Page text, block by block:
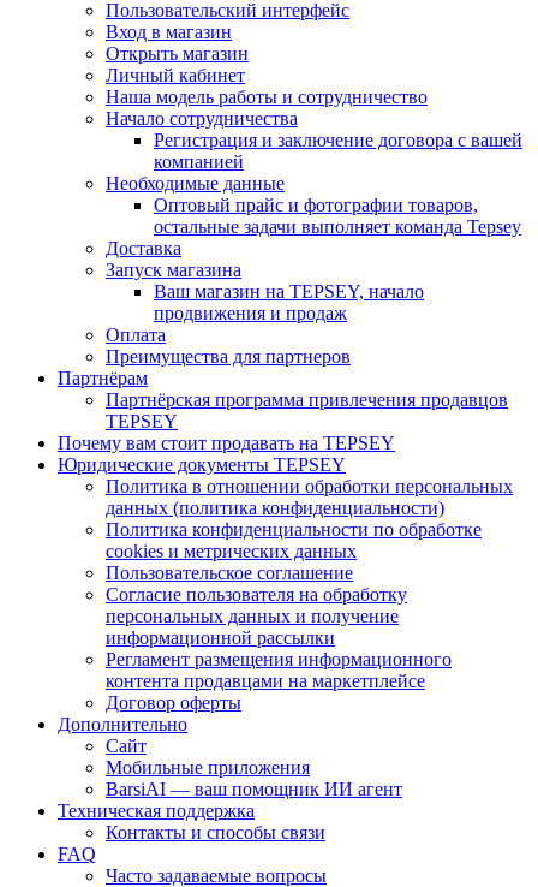
Пользовательский интерфейс
Вход в магазин
Открыть магазин
Личный кабинет
Наша модель работы и сотрудничество
Начало сотрудничества
Регистрация и заключение договора с вашей
компанией
Необходимые данные
Оптовый прайс и фотографии товаров,
остальные задачи выполняет команда Tepsey
Доставка
Запуск магазина
Ваш магазин на TEPSEY, начало
продвижения и продаж
Оплата
Преимущества для партнеров
Партнёрам
Партнёрская программа привлечения продавцов
TEPSEY
Почему вам стоит продавать на TEPSEY
Юридические документы TEPSEY
Политика в отношении обработки персональных
данных (политика конфиденциальности)
Политика конфиденциальности по обработке
cookies и метрических данных
Пользовательское соглашение
Согласие пользователя на обработку
персональных данных и получение
информационной рассылки
Регламент размещения информационного
контента продавцами на маркетплейсе
Договор оферты
Дополнительно
Сайт
Мобильные приложения
BarsiAI — ваш помощник ИИ агент
Техническая поддержка
Контакты и способы связи
FAQ
Часто задаваемые вопросы